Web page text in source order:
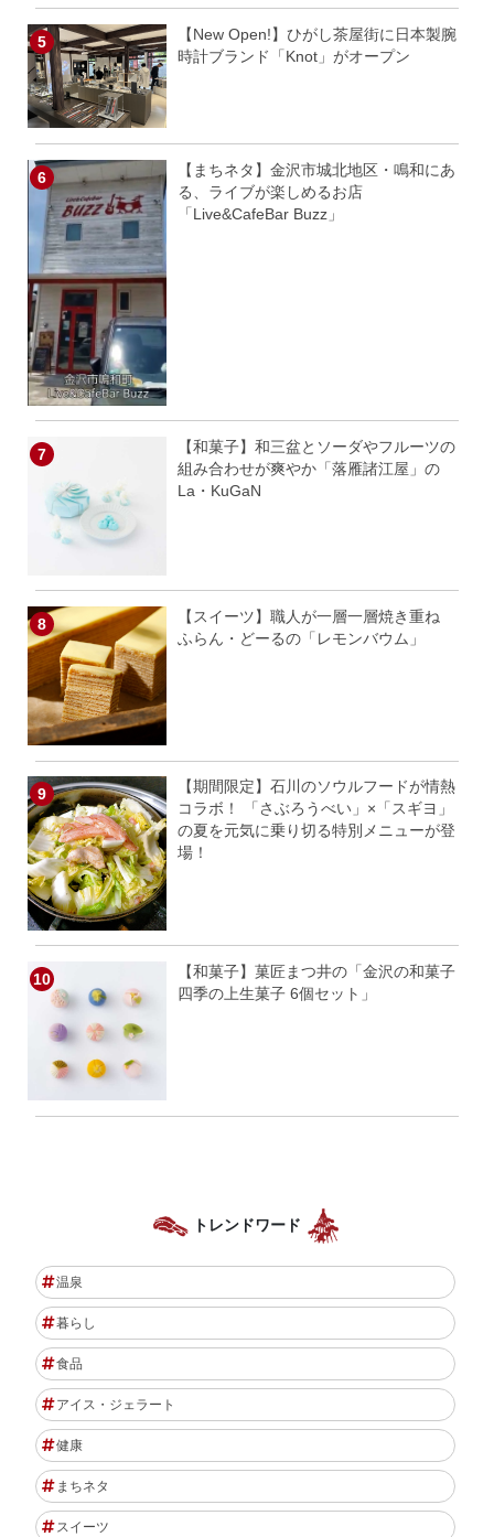
【New Open!】ひがし茶屋街に日本製腕
時計ブランド「Knot」がオープン
【まちネタ】金沢市城北地区・鳴和にあ
る、ライブが楽しめるお店
「Live&CafeBar Buzz」
【和菓子】和三盆とソーダやフルーツの
組み合わせが爽やか「落雁諸江屋」の
La・KuGaN
【スイーツ】職人が一層一層焼き重ね
ふらん・どーるの「レモンバウム」
【期間限定】石川のソウルフードが情熱
コラボ！ 「さぶろうべい」×「スギヨ」
の夏を元気に乗り切る特別メニューが登
場！
【和菓子】菓匠まつ井の「金沢の和菓子
四季の上生菓子 6個セット」
トレンドワード
温泉
暮らし
食品
アイス・ジェラート
健康
まちネタ
スイーツ